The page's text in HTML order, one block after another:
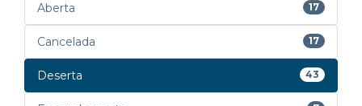
Aberta 17
Cancelada 17
Deserta 43